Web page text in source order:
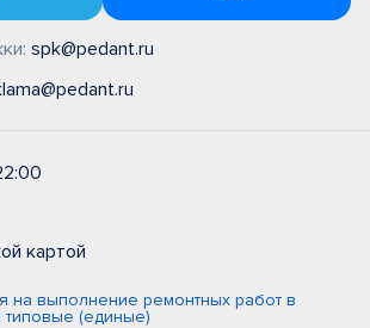
spk@pedant.ru
картой
на выполнение ремонтных работ в
типовые (единые)